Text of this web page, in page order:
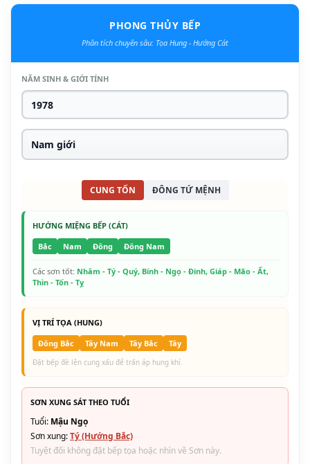
PHONG THỦY BẾP
Phân tích chuyên sâu: Tọa Hung - Hướng Cát
NĂM SINH & GIỚI TÍNH
CUNG TỐN ĐÔNG TỨ MỆNH
HƯỚNG MIỆNG BẾP (CÁT)
Bắc
Nam Đông Đông Nam
Các sơn tốt: Nhâm - Tý - Quý, Bính - Ngọ - Đinh, Giáp - Mão - Ất,
Thìn - Tốn - Tỵ
VỊ TRÍ TỌA (HUNG)
Đông Bắc
Tây Nam Tây Bắc Tây
Đặt bếp đè lên cung xấu để trấn áp hung khí.
SƠN XUNG SÁT THEO TUỔI
Tuổi: Mậu Ngọ
Sơn xung:Tý (Hướng Bắc)
Tuyệt đối không đặt bếp tọa hoặc nhìn về Sơn này.